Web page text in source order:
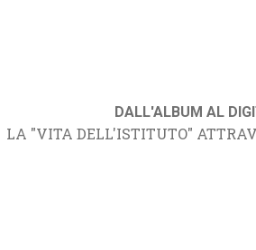
DALL'ALBUM AL
LA "VITA DELL'ISTITUTO"